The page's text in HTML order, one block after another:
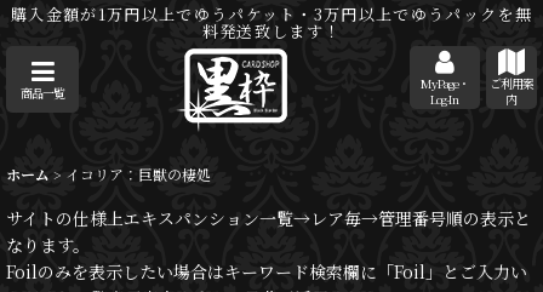
購入金額が1万円以上でゆうパケット・3万円以上でゆうパックを無
料発送致します！
商品一覧
MyPage・
Log-In
ご利用案
内
ホーム > イコリア：巨獣の棲処
サイトの仕様上エキスパンション一覧→レア毎→管理番号順の表示と
なります。
Foilのみを表示したい場合はキーワード検索欄に「Foil」とご入力い